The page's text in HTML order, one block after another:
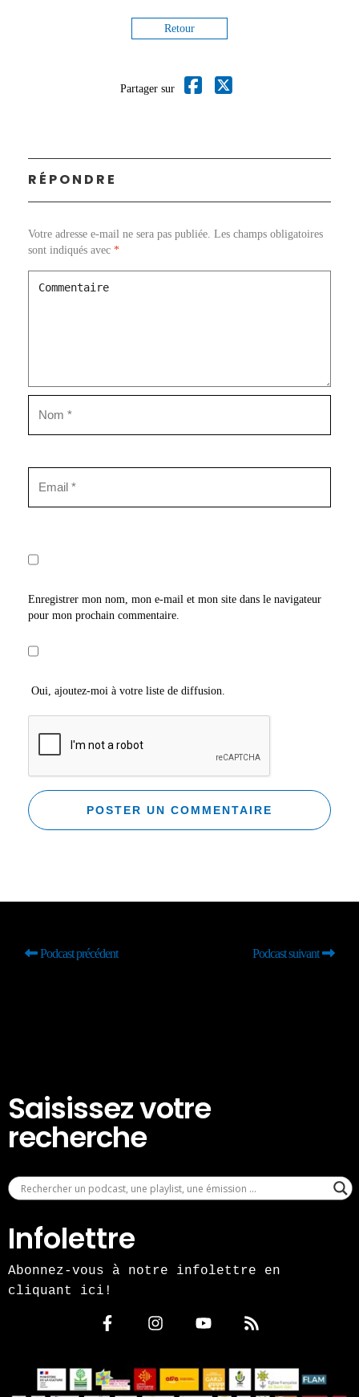
Retour
Partager sur
RÉPONDRE
Votre adresse e-mail ne sera pas publiée. Les champs obligatoires
sont indiqués avec *
Enregistrer mon nom, mon e-mail et mon site dans le navigateur
pour mon prochain commentaire.
Oui, ajoutez-moi à votre liste de diffusion.
Podcast précédent Podcast suivant
Saisissez votre
recherche
Infolettre
Abonnez-vous à notre infolettre en
cliquant ici!